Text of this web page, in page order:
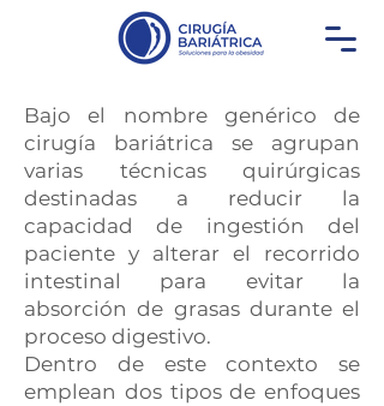
Bajo el nombre genérico de
cirugía bariátrica se agrupan
varias técnicas quirúrgicas
destinadas a reducir la
capacidad de ingestión del
paciente y alterar el recorrido
intestinal para evitar la
absorción de grasas durante el
proceso digestivo.
Dentro de este contexto se
emplean dos tipos de enfoques